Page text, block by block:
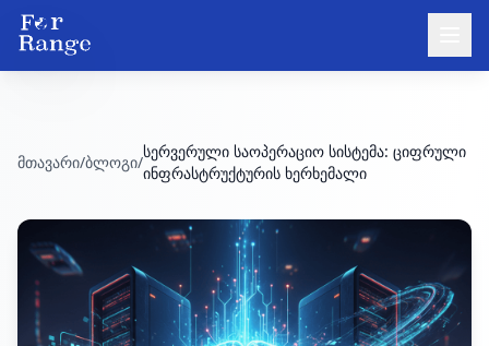
მთავარი/ბლოგი/
სერვერული საოპერაციო სისტემა: ციფრული
ინფრასტრუქტურის ხერხემალი